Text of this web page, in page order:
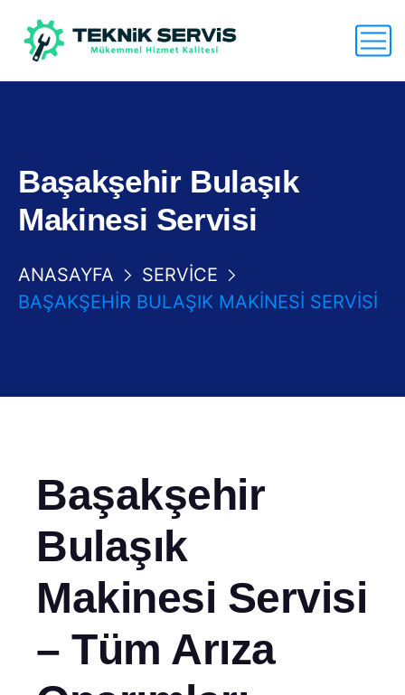
Başakşehir Bulaşık
Makinesi Servisi
ANASAYFA
SERVICE
BAŞAKŞEHIR BULAŞIK MAKINESI SERVISI
Başakşehir
Bulaşık
Makinesi Servisi
– Tüm Arıza